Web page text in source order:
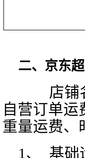
二、京东
店铺名
自营订单
重量运费、
1、 基础